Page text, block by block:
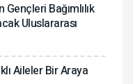
Bağımlılık
Uluslararası
Aileler Bir Araya